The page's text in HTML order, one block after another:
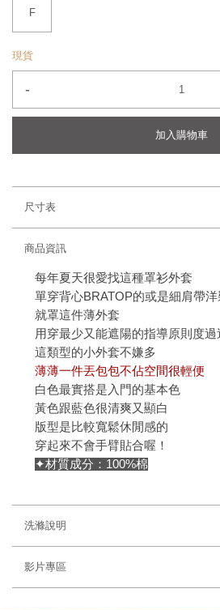
F
現貨
-
加入購物車
尺寸表
商品資訊
每年夏天很愛找這種罩衫外套
單穿背心BRATOP的或是細肩帶洋
就罩這件薄外套
用穿最少又能遮陽的指導原則度過
這類型的小外套不嫌多
薄薄一件丟包包不佔空間很輕便
白色最實搭是入門的基本色
黃色跟藍色很清爽又顯白
版型是比較寬鬆休閒感的
穿起來不會手臂貼合喔！
✦材質成分：100%棉
洗滌說明
影片專區